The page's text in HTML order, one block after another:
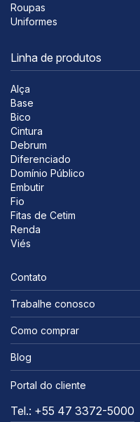
Roupas
Uniformes
Linha de produtos
Alça
Base
Bico
Cintura
Debrum
Diferenciado
Domínio Público
Embutir
Fio
Fitas de Cetim
Renda
Viés
Contato
Trabalhe conosco
Como comprar
Blog
Portal do cliente
Tel.: +55 47 3372-5000